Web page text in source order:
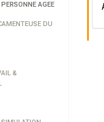
AGEE
DU
&